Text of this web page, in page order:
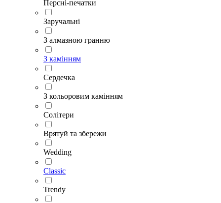
Персні-печатки
Заручальні
З алмазною гранню
З камінням
Сердечка
З кольоровим камінням
Солітери
Врятуй та збережи
Wedding
Classic
Trendy